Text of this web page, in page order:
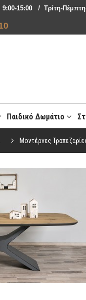
15:00 / Tρίτη-
Παιδικό Δωμάτιο
Μοντέρνες